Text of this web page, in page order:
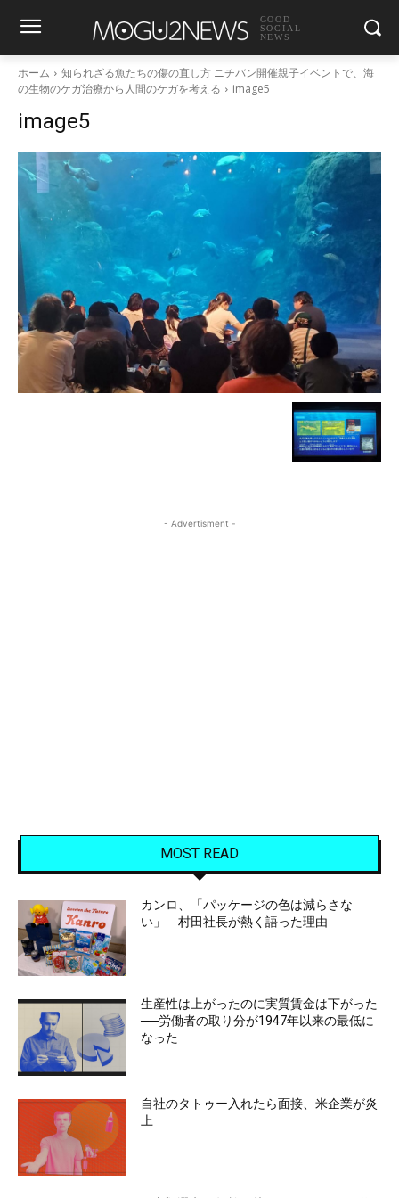
GOOD
SOCIAL
NEWS
ホーム
知られざる魚たちの傷の直し方 ニチバン開催親子イベントで、海
の生物のケガ治療から人間のケガを考える
image5
image5
- Advertisment -
MOST READ
カンロ、「パッケージの色は減らさな
い」 村田社長が熱く語った理由
生産性は上がったのに実質賃金は下がった
──労働者の取り分が1947年以来の最低に
なった
自社のタトゥー入れたら面接、米企業が炎
上